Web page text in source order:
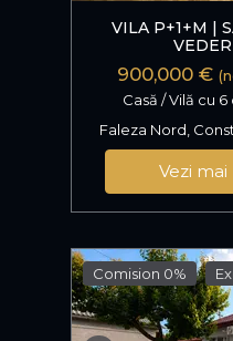
VILA P+1+M |
900,000 €
Casă / Vilă cu
Faleza Nord,
Vezi
Comision 0%